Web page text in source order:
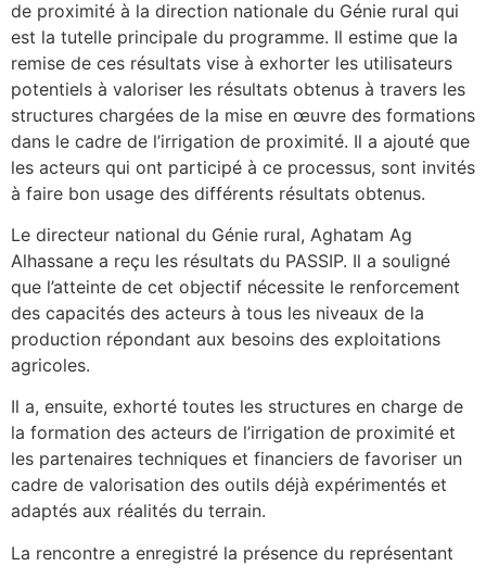
de proximité à la direction nationale du Génie rural qui
est la tutelle principale du programme. Il estime que la
remise de ces résultats vise à exhorter les utilisateurs
potentiels à valoriser les résultats obtenus à travers les
structures chargées de la mise en œuvre des formations
dans le cadre de l’irrigation de proximité. Il a ajouté que
les acteurs qui ont participé à ce processus, sont invités
à faire bon usage des différents résultats obtenus.
Le directeur national du Génie rural, Aghatam Ag
Alhassane a reçu les résultats du PASSIP. Il a souligné
que l’atteinte de cet objectif nécessite le renforcement
des capacités des acteurs à tous les niveaux de la
production répondant aux besoins des exploitations
agricoles.
Il a, ensuite, exhorté toutes les structures en charge de
la formation des acteurs de l’irrigation de proximité et
les partenaires techniques et financiers de favoriser un
cadre de valorisation des outils déjà expérimentés et
adaptés aux réalités du terrain.
La rencontre a enregistré la présence du représentant